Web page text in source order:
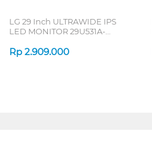
LG 29 Inch ULTRAWIDE IPS
LED MONITOR 29U531A-
Rp 2.909.000